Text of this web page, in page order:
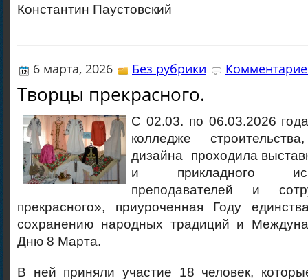
Константин Паустовский
6 марта, 2026 Без рубрики
Творцы прекрасного.
С 02.03. по 06.03.2026
колледже
дизайна проходила
и прикладного
преподавателей и
прекрасного», приуроченная Году
сохранению народных традиций и
Дню 8 Марта.
В ней приняли участие 18 человек,